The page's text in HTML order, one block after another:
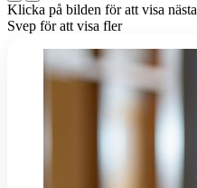
Klicka på bilden för att visa nästa
Svep för att visa fler